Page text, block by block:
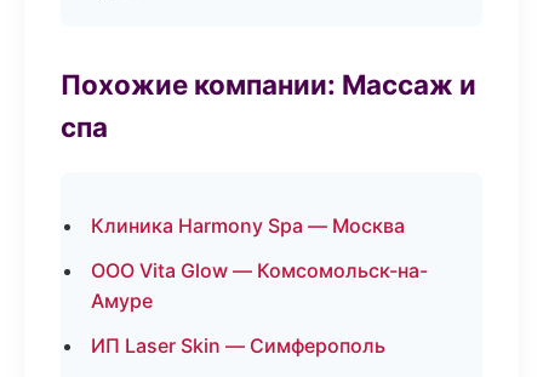
Похожие компании: Массаж и
спа
Клиника Harmony Spa — Москва
ООО Vita Glow — Комсомольск-на-
Амуре
ИП Laser Skin — Симферополь